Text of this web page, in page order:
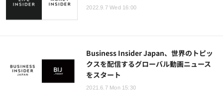
2022.9.7 Wed 16:00
Business Insider Japan、世界のトピッ
クスを配信するグローバル動画ニュース
をスタート
2021.6.7 Mon 15:30